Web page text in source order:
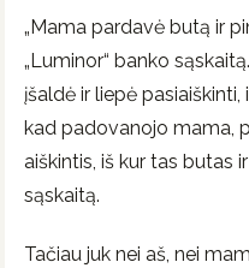
„Mama pardavė butą ir
„Luminor“ banko
įšaldė ir liepė pasiaiškinti,
kad padovanojo mama,
aiškintis, iš kur tas butas
sąskaitą.
Tačiau juk nei aš, nei